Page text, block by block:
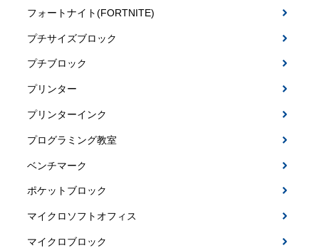
フォートナイト(FORTNITE)
プチサイズブロック
プチブロック
プリンター
プリンターインク
プログラミング教室
ベンチマーク
ポケットブロック
マイクロソフトオフィス
マイクロブロック